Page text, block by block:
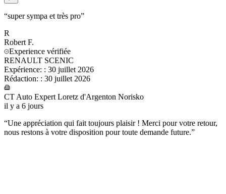
“super sympa et très pro”
R
Robert F.
Experience vérifiée
RENAULT SCENIC
Expérience: : 30 juillet 2026
Rédaction: : 30 juillet 2026
CT Auto Expert Loretz d'Argenton Norisko
il y a 6 jours
“Une appréciation qui fait toujours plaisir ! Merci pour votre retour,
nous restons à votre disposition pour toute demande future.”